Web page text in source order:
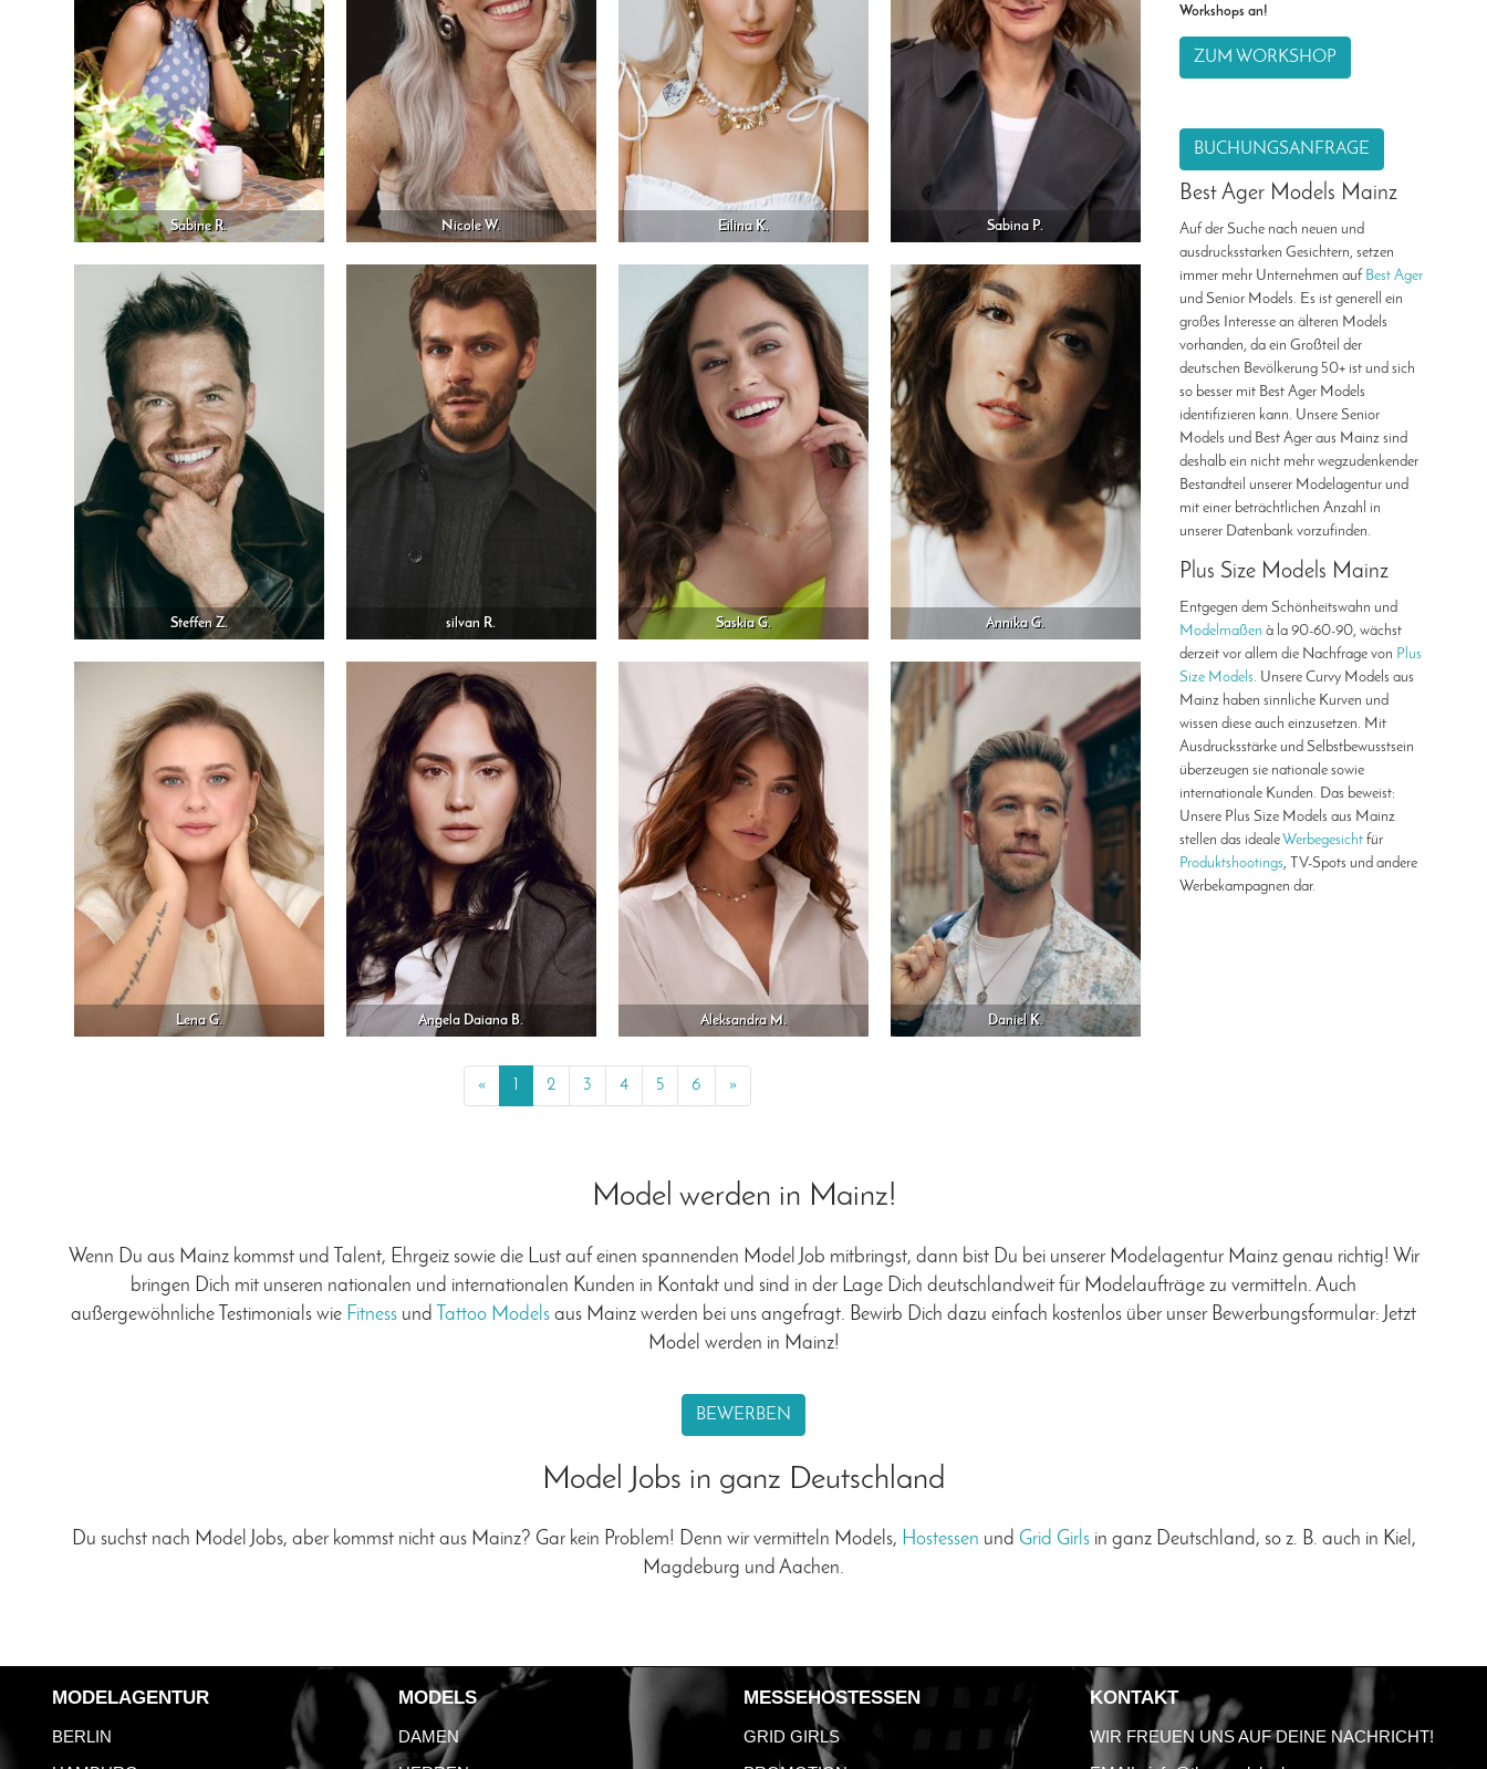
Sabine R. Nicole W. Eilina K. Sabina P.
Steffen Z. silvan R. Saskia G. Annika G.
Lena G. Angela Daiana B. Aleksandra M. Daniel K.
« 2 3 4 5 6 »
Workshops an!
ZUM WORKSHOP
BUCHUNGSANFRAGE
Best Ager Models Mainz
Auf der Suche nach neuen und
ausdrucksstarken Gesichtern, setzen
immer mehr Unternehmen auf Best Ager
und Senior Models. Es ist generell ein
großes Interesse an älteren Models
vorhanden, da ein Großteil der
deutschen Bevölkerung 50+ ist und sich
so besser mit Best Ager Models
identifizieren kann. Unsere Senior
Models und Best Ager aus Mainz sind
deshalb ein nicht mehr wegzudenkender
Bestandteil unserer Modelagentur und
mit einer beträchtlichen Anzahl in
unserer Datenbank vorzufinden.
Plus Size Models Mainz
Entgegen dem Schönheitswahn und
Modelmaßen à la 90-60-90, wächst
derzeit vor allem die Nachfrage von Plus
Size Models. Unsere Curvy Models aus
Mainz haben sinnliche Kurven und
wissen diese auch einzusetzen. Mit
Ausdrucksstärke und Selbstbewusstsein
überzeugen sie nationale sowie
internationale Kunden. Das beweist:
Unsere Plus Size Models aus Mainz
stellen das idealeWerbegesicht für
Produktshootings, TV-Spots und andere
Werbekampagnen dar.
Model werden in Mainz!
Wenn Du aus Mainz kommst und Talent, Ehrgeiz sowie die Lust auf einen spannenden Model Job mitbringst, dann bist Du bei unserer Modelagentur Mainz genau richtig! Wir
bringen Dich mit unseren nationalen und internationalen Kunden in Kontakt und sind in der Lage Dich deutschlandweit für Modelaufträge zu vermitteln. Auch
außergewöhnliche Testimonials wie Fitness und Tattoo Models aus Mainz werden bei uns angefragt. Bewirb Dich dazu einfach kostenlos über unser Bewerbungsformular: Jetzt
Model werden in Mainz!
BEWERBEN
Model Jobs in ganz Deutschland
Du suchst nach Model Jobs, aber kommst nicht aus Mainz? Gar kein Problem! Denn wir vermitteln Models, Hostessen und Grid Girlsin ganz Deutschland, so z. B. auch in Kiel,
Magdeburg und Aachen.
MODELAGENTUR
BERLIN
MODELS
DAMEN
MESSEHOSTESSEN
GRID GIRLS
KONTAKT
WIR FREUEN UNS AUF DEINE NACHRICHT!